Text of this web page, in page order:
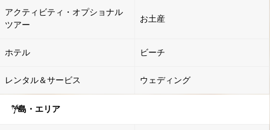
アクティビティ・オプショナル
ツアー
お土産
ホテル ビーチ
レンタル＆サービス ウェディング
島・エリア